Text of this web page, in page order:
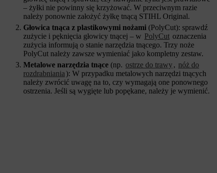
– żyłki nie powinny się krzyżować. W przeciwnym razie
należy ponownie założyć żyłkę tnącą STIHL Original.
Głowica tnąca z plastikowymi nożami (PolyCut): sprawdź
zużycie i pęknięcia głowicy tnącej – w PolyCut oznaczenia
zużycia informują o stanie narzędzia tnącego. Trzy noże
PolyCut należy zawsze wymieniać jako kompletny zestaw.
Metalowe narzędzia tnące (np. ostrze do trawy, nóż do
rozdrabniania): W przypadku metalowych narzędzi tnących
należy zwrócić uwagę na to, czy wymagają one ponownego
ostrzenia. Jeśli są wygięte lub popękane, należy je wymienić.